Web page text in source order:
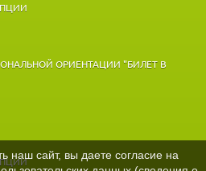
ОРИЕНТАЦИИ "БИЛЕТ В
наш сайт, вы даете согласие на